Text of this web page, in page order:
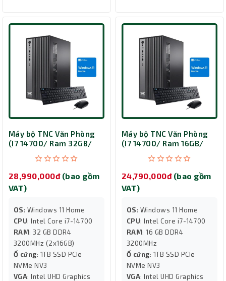
Máy bộ TNC Văn Phòng
(I7 14700/ Ram 32GB/
28,990,000đ (bao gồm
VAT)
OS: Windows 11 Home
CPU: Intel Core i7-14700
RAM: 32 GB DDR4
3200MHz (2x16GB)
Ổ cứng: 1TB SSD PCIe
NVMe NV3
VGA: Intel UHD Graphics
Máy bộ TNC Văn Phòng
(I7 14700/ Ram 16GB/
24,790,000đ (bao gồm
VAT)
OS: Windows 11 Home
CPU: Intel Core i7-14700
RAM: 16 GB DDR4
3200MHz
Ổ cứng: 1TB SSD PCIe
NVMe NV3
VGA: Intel UHD Graphics